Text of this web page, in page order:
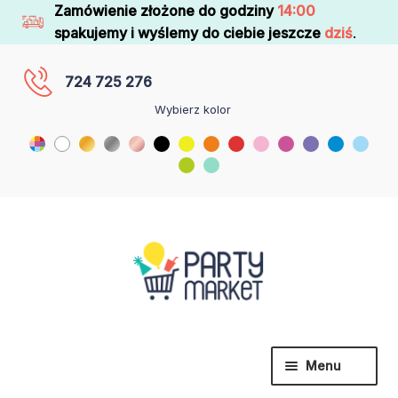
Zamówienie złożone do godziny 14:00
spakujemy i wyślemy do ciebie jeszcze dziś.
724 725 276
Wybierz kolor
Menu